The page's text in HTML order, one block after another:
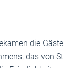
die
das von